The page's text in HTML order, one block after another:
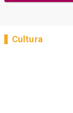
Cultura